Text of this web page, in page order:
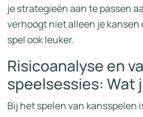
je strategieën aan te passen
verhoogt niet alleen je
spel ook leuker.
Risicoanalyse en
speelsessies: Wat
Bij het spelen van kansspelen